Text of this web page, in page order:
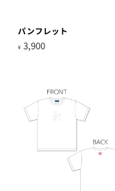
パンフレット
¥ 3,900